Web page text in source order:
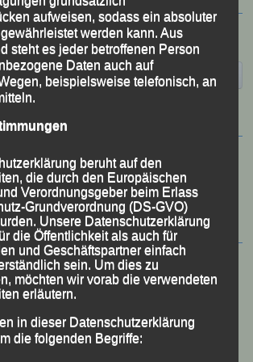
aufweisen, sodass ein absoluter
werden kann. Aus
steht es jeder betroffenen Person
Daten auch auf
beispielsweise telefonisch, an
beruht auf den
die durch den Europäischen
Verordnungsgeber beim Erlass
Grundverordnung (DS-GVO)
Unsere Datenschutzerklärung
die Öffentlichkeit als auch für
und Geschäftspartner einfach
sein. Um dies zu
möchten wir vorab die verwendeten
erläutern.
in dieser Datenschutzerklärung
die folgenden Begriffe: